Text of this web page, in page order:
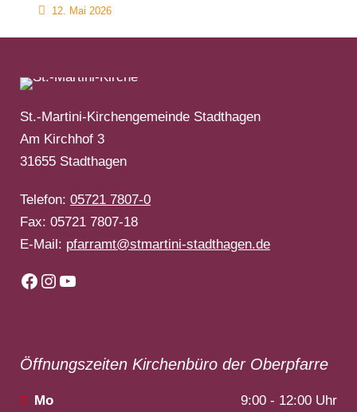
12. Mai 2026
St.-Martini-Kirchengemeinde Stadthagen
Am Kirchhof 3
31655 Stadthagen
Telefon: 05721 7807-0
Fax: 05721 7807-18
E-Mail: pfarramt@stmartini-stadthagen.de
Facebook Instagram YouTube
Öffnungszeiten Kirchenbüro der Oberpfarre
Mo 9:00 - 12:00 Uhr